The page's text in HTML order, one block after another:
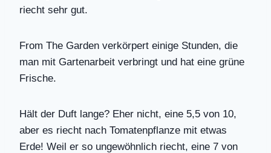
riecht sehr gut.
From The Garden verkörpert einige Stunden, die
man mit Gartenarbeit verbringt und hat eine grüne
Frische.
Hält der Duft lange? Eher nicht, eine 5,5 von 10,
aber es riecht nach Tomatenpflanze mit etwas
Erde! Weil er so ungewöhnlich riecht, eine 7 von